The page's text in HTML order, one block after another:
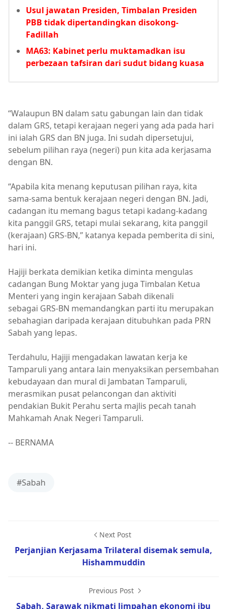
Usul jawatan Presiden, Timbalan Presiden
PBB tidak dipertandingkan disokong-
Fadillah
MA63: Kabinet perlu muktamadkan isu
perbezaan tafsiran dari sudut bidang kuasa
“Walaupun BN dalam satu gabungan lain dan tidak
dalam GRS, tetapi kerajaan negeri yang ada pada hari
ini ialah GRS dan BN juga. Ini sudah dipersetujui,
sebelum pilihan raya (negeri) pun kita ada kerjasama
dengan BN.
“Apabila kita menang keputusan pilihan raya, kita
sama-sama bentuk kerajaan negeri dengan BN. Jadi,
cadangan itu memang bagus tetapi kadang-kadang
kita panggil GRS, tetapi mulai sekarang, kita panggil
(kerajaan) GRS-BN,” katanya kepada pemberita di sini,
hari ini.
Hajiji berkata demikian ketika diminta mengulas
cadangan Bung Moktar yang juga Timbalan Ketua
Menteri yang ingin kerajaan Sabah dikenali
sebagai GRS-BN memandangkan parti itu merupakan
sebahagian daripada kerajaan ditubuhkan pada PRN
Sabah yang lepas.
Terdahulu, Hajiji mengadakan lawatan kerja ke
Tamparuli yang antara lain menyaksikan persembahan
kebudayaan dan mural di Jambatan Tamparuli,
merasmikan pusat pelancongan dan aktiviti
pendakian Bukit Perahu serta majlis pecah tanah
Mahkamah Anak Negeri Tamparuli.
-- BERNAMA
#Sabah
Next Post
Perjanjian Kerjasama Trilateral disemak semula,
Hishammuddin
Previous Post
Sabah, Sarawak nikmati limpahan ekonomi ibu